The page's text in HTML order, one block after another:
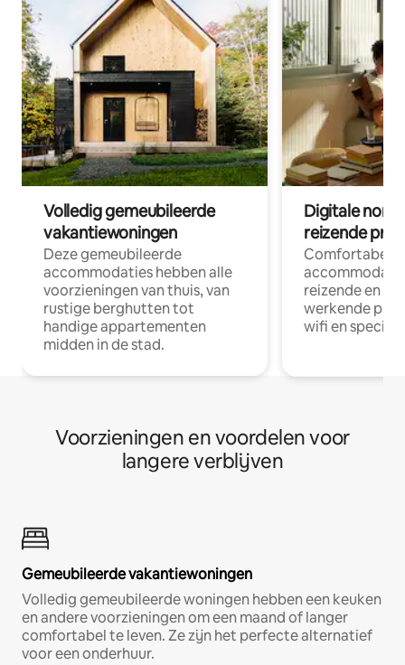
Volledig gemeubileerde
vakantiewoningen
Deze gemeubileerde
accommodaties hebben alle
voorzieningen van thuis, van
rustige berghutten tot
handige appartementen
midden in de stad.
Digitale
reizende
Comfortabele
reizende en
werkende
wifi en
Voorzieningen en voordelen voor
langere verblijven
Gemeubileerde vakantiewoningen
Volledig gemeubileerde woningen hebben een keuken
en andere voorzieningen om een maand of langer
comfortabel te leven. Ze zijn het perfecte alternatief
voor een onderhuur.